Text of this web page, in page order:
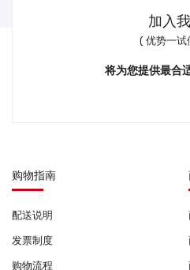
加入
( 优势一试
将为您提供最合
购物指南
配送说明
发票制度
购物流程